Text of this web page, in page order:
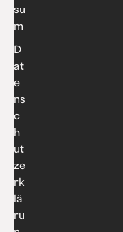
su
m
D
at
e
ns
c
h
ut
ze
rk
lä
ru